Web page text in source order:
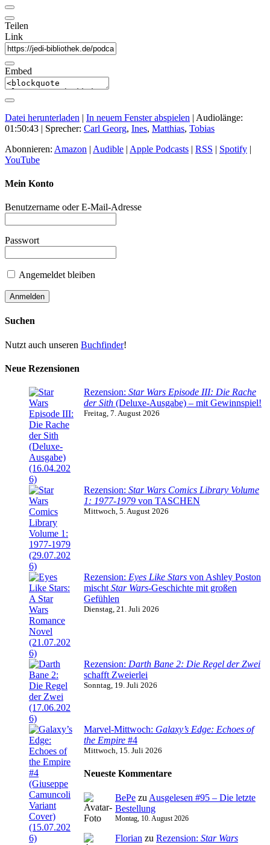
Teilen
Link
Embed
Datei herunterladen | In neuem Fenster abspielen | Audiolänge:
01:50:43 | Sprecher: Carl Georg, Ines, Matthias, Tobias
Abonnieren: Amazon | Audible | Apple Podcasts | RSS | Spotify |
YouTube
Mein Konto
Benutzername oder E-Mail-Adresse
Passwort
Angemeldet bleiben
Suchen
Nutzt auch unseren Buchfinder!
Neue Rezensionen
Rezension: Star Wars Episode III: Die Rache
der Sith (Deluxe-Ausgabe) – mit Gewinnspiel!
Freitag, 7. August 2026
Rezension: Star Wars Comics Library Volume
1: 1977-1979 von TASCHEN
Mittwoch, 5. August 2026
Rezension: Eyes Like Stars von Ashley Poston
mischt Star Wars-Geschichte mit großen
Gefühlen
Dienstag, 21. Juli 2026
Rezension: Darth Bane 2: Die Regel der Zwei
schafft Zweierlei
Sonntag, 19. Juli 2026
Marvel-Mittwoch: Galaxy’s Edge: Echoes of
the Empire #4
Mittwoch, 15. Juli 2026
Neueste Kommentare
BePe zu Ausgelesen #95 – Die letzte
Bestellung
Montag, 10. August 2026
Florian zu Rezension: Star Wars